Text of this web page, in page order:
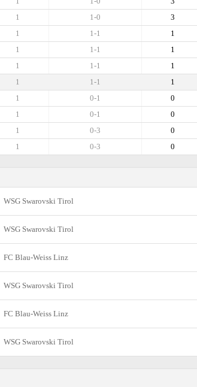
3
1-0
1
1
1-1
1
1
1-1
1
1
1-1
1
1
1-1
1
0
0-1
1
0
0-1
1
0
0-3
1
0
0-3
1
WSG Swarovski Tirol
WSG Swarovski Tirol
FC Blau-Weiss Linz
WSG Swarovski Tirol
FC Blau-Weiss Linz
WSG Swarovski Tirol